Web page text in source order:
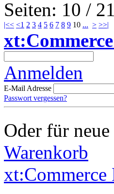
Seiten: 10 / 21
|<< <1 2 3 4 5 6 7 8 9 10 ... > >>|
Anmelden
E-Mail Adresse
Passwort vergessen?
Oder für
Warenkorb
xt:Commerce